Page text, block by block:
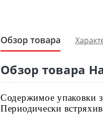
Обзор товара
Обзор товара
Содержимое упаковки
Периодически